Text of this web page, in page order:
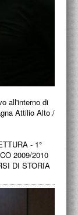
all'interno di
Attilio Alto /
- 1°
2009/2010
DI STORIA